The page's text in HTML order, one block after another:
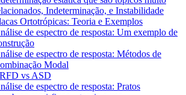
Indeterminação, e Instabilidade
Ortotrópicas: Teoria e Exemplos
de espectro de resposta: Um exemplo de
de espectro de resposta: Métodos de
Modal
vs ASD
de espectro de resposta: Pratos